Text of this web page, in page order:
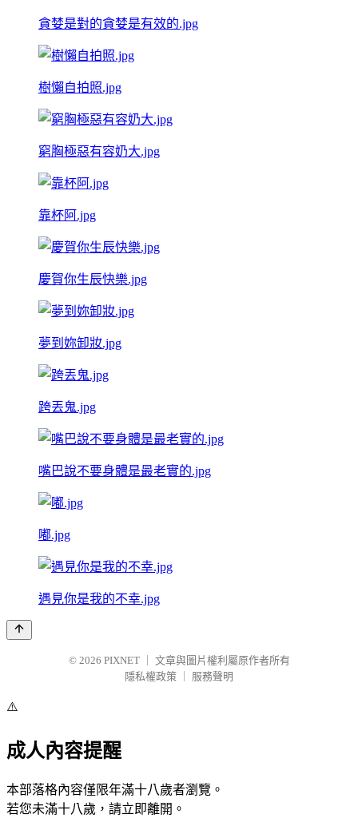
貪婪是對的貪婪是有效的.jpg
樹懶自拍照.jpg
窮胸極惡有容奶大.jpg
靠杯阿.jpg
慶賀你生辰快樂.jpg
夢到妳卸妝.jpg
跨丟鬼.jpg
嘴巴說不要身體是最老實的.jpg
嘟.jpg
遇見你是我的不幸.jpg
© 2026 PIXNET
文章與圖片權利屬原作者所有
隱私權政策
服務聲明
⚠️
成人內容提醒
本部落格內容僅限年滿十八歲者瀏覽。
若您未滿十八歲，請立即離開。